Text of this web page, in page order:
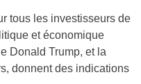
tous les investisseurs de
et économique
Donald Trump, et la
donnent des indications